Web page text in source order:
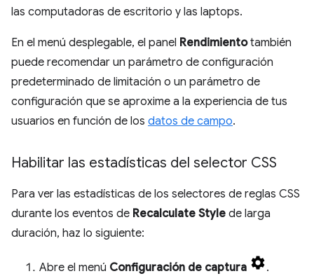
las computadoras de escritorio y las laptops.
En el menú desplegable, el panel Rendimientotambién
puede recomendar un parámetro de configuración
predeterminado de limitación o un parámetro de
configuración que se aproxime a la experiencia de tus
usuarios en función de los datos de campo.
Habilitar las estadísticas del selector CSS
Para ver las estadísticas de los selectores de reglas CSS
durante los eventos de Recalculate Style de larga
duración, haz lo siguiente:
Abre el menú Configuración de captura
.